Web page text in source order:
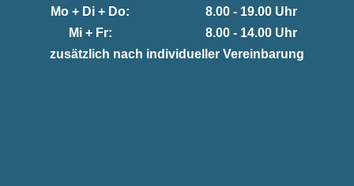
Mo + Di + Do:
8.00 - 19.00 Uhr
Mi + Fr:
8.00 - 14.00 Uhr
zusätzlich nach individueller Vereinbarung